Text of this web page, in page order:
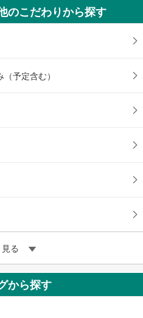
のこだわりから探す
予定含む）
る
から探す